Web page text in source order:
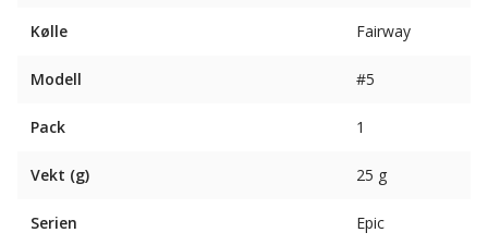
Kølle Fairway
Modell #5
Pack 1
Vekt (g) 25 g
Serien Epic